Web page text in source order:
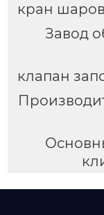
кран
Завод
клапан